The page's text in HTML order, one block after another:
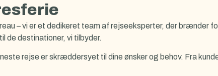
– vi er et dedikeret team af rejseeksperter, der brænder
de destinationer, vi tilbyder.
rejse er skræddersyet til dine ønsker og behov. Fra